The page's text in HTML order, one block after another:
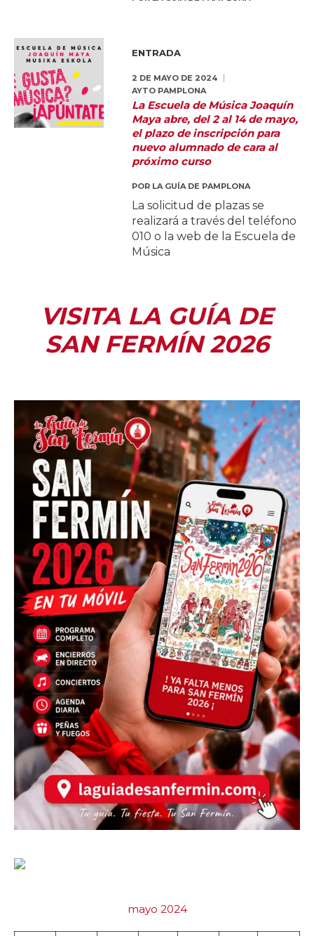
ENTRADA
2 DE MAYO DE 2024
AYTO PAMPLONA
La Escuela de Música Joaquín
Maya abre, del 2 al 14 de mayo,
el plazo de inscripción para
nuevo alumnado de cara al
próximo curso
POR LA GUÍA DE PAMPLONA
La solicitud de plazas se
realizará a través del teléfono
010 o la web de la Escuela de
Música
VISITA LA GUÍA DE
SAN FERMÍN 2026
mayo 2024